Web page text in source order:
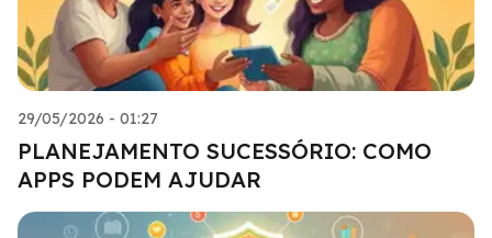
29/05/2026 - 01:27
PLANEJAMENTO SUCESSÓRIO: COMO
APPS PODEM AJUDAR